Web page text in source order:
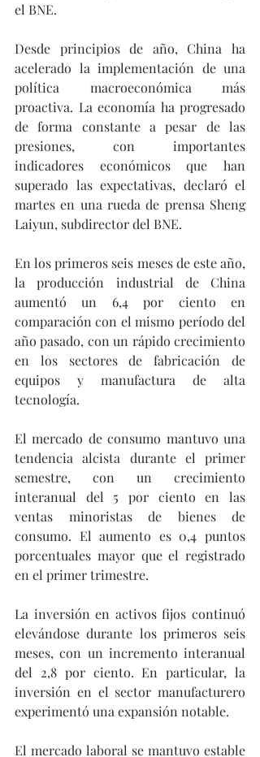
el BNE.
Desde principios de año, China ha
acelerado la implementación de una
política macroeconómica más
proactiva. La economía ha progresado
de forma constante a pesar de las
presiones, con importantes
indicadores económicos que han
superado las expectativas, declaró el
martes en una rueda de prensa Sheng
Laiyun, subdirector del BNE.
En los primeros seis meses de este año,
la producción industrial de China
aumentó un 6,4 por ciento en
comparación con el mismo período del
año pasado, con un rápido crecimiento
en los sectores de fabricación de
equipos y manufactura de alta
tecnología.
El mercado de consumo mantuvo una
tendencia alcista durante el primer
semestre, con un crecimiento
interanual del 5 por ciento en las
ventas minoristas de bienes de
consumo. El aumento es 0,4 puntos
porcentuales mayor que el registrado
en el primer trimestre.
La inversión en activos fijos continuó
elevándose durante los primeros seis
meses, con un incremento interanual
del 2,8 por ciento. En particular, la
inversión en el sector manufacturero
experimentó una expansión notable.
El mercado laboral se mantuvo estable